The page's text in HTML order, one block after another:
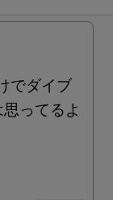
でダイブ
ってるよ